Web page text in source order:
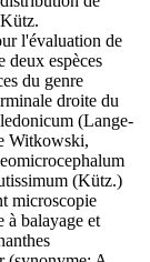
l'évaluation de
deux espèces
du genre
droite du
(Lange-
Witkowski,
(Kütz.)
microscopie
à balayage et